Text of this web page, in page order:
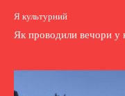
Я культурний
Як проводили вечори у